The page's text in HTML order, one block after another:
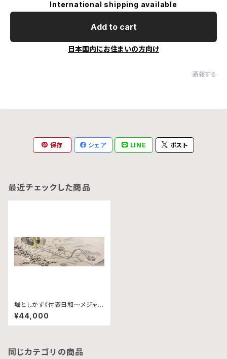
International shipping available
Add to cart
日本国内にお住まいの方向け
通報する
保存 シェア LINE ポスト
最近チェックした商品
堀としかず《付喪日和〜メジャ
ー〜》
¥44,000
同じカテゴリの商品